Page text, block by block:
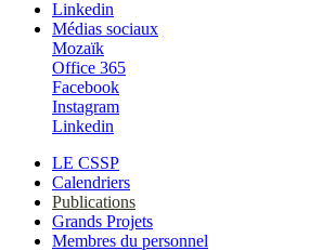
Linkedin
Médias sociaux
Mozaïk
Office 365
Facebook
Instagram
Linkedin
LE CSSP
Calendriers
Publications
Grands Projets
Membres du personnel